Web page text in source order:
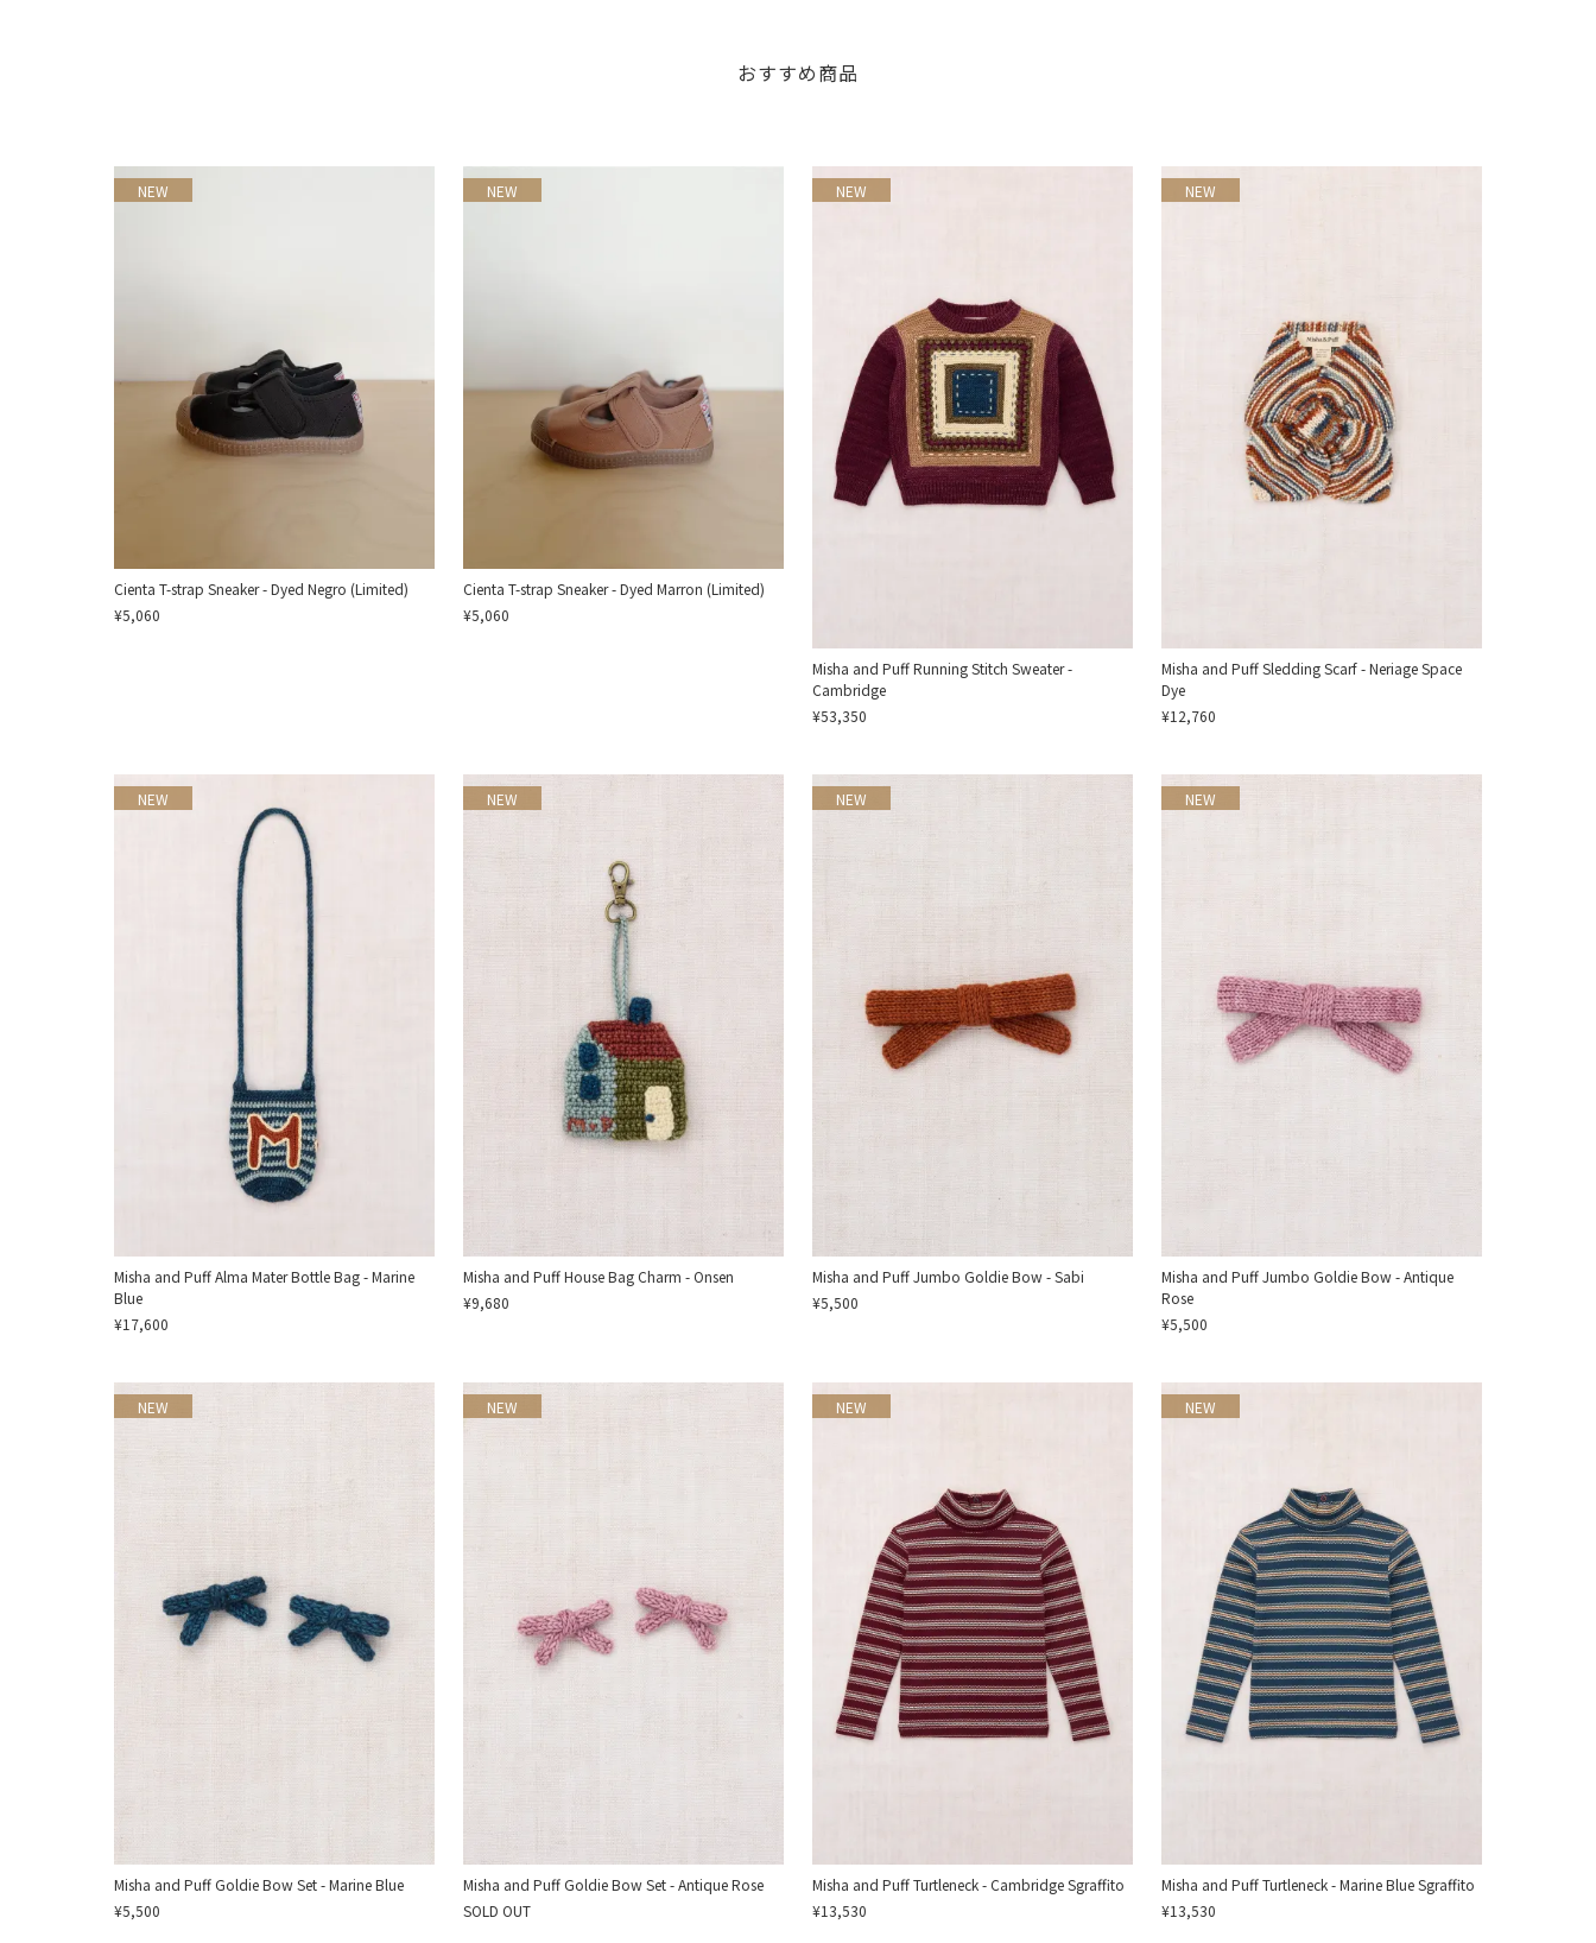
おすすめ商品
NEW
Cienta T-strap Sneaker - Dyed Negro (Limited)
¥5,060
NEW
Cienta T-strap Sneaker - Dyed Marron (Limited)
¥5,060
NEW
Misha and Puff Running Stitch Sweater -
Cambridge
¥53,350
NEW
Misha and Puff Sledding Scarf - Neriage Space
Dye
¥12,760
NEW
Misha and Puff Alma Mater Bottle Bag - Marine
Blue
¥17,600
NEW
Misha and Puff House Bag Charm - Onsen
¥9,680
NEW
Misha and Puff Jumbo Goldie Bow - Sabi
¥5,500
NEW
Misha and Puff Jumbo Goldie Bow - Antique
Rose
¥5,500
NEW
Misha and Puff Goldie Bow Set - Marine Blue
¥5,500
NEW
Misha and Puff Goldie Bow Set - Antique Rose
SOLD OUT
NEW
Misha and Puff Turtleneck - Cambridge Sgraffito
¥13,530
NEW
Misha and Puff Turtleneck - Marine Blue Sgraffito
¥13,530